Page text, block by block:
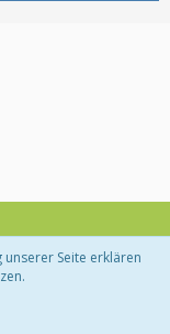
Seite erklären